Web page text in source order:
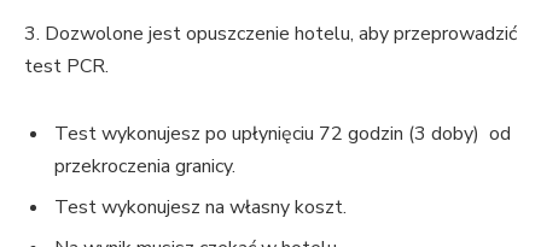
3. Dozwolone jest opuszczenie hotelu, aby przeprowadzić
test PCR.
Test wykonujesz po upłynięciu 72 godzin (3 doby) od
przekroczenia granicy.
Test wykonujesz na własny koszt.